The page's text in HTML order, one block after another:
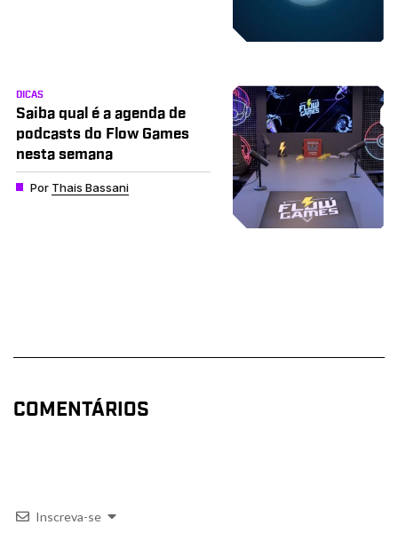
DICAS
Saiba qual é a agenda de
podcasts do Flow Games
nesta semana
Por Thais Bassani
COMENTÁRIOS
Inscreva-se